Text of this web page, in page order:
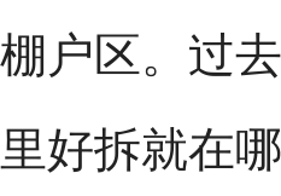
棚户区。过
里好拆就在